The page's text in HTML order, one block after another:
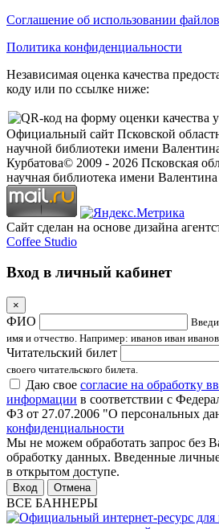
Соглашение об использовании
Политика конфиденциальности
Независимая оценка качества
коду или по ссылке ниже:
Официальный сайт Псковской
научной библиотеки имени
Курбатова© 2009 - 2026 Псковская
научная библиотека имени
Сайт сделан на основе дизайна
Coffee Studio
Вход в личный кабинет
×
ФИО
имя и отчество. Например: иванов иван
Читательский билет
своего читательского билета.
Даю свое согласие на обработку
информации в соответствии с
ФЗ от 27.07.2006 "О персональных
конфиденциальности
Мы не можем обработать запрос без
обработку данных. Введенные
в открытом доступе.
Отмена
ВСЕ БАННЕРЫ